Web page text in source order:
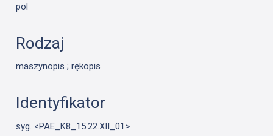
pol
Rodzaj
maszynopis ; rękopis
Identyfikator
syg. <PAE_K8_15.22.XII_01>